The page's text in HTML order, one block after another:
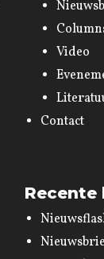
Video
Contact
Recente